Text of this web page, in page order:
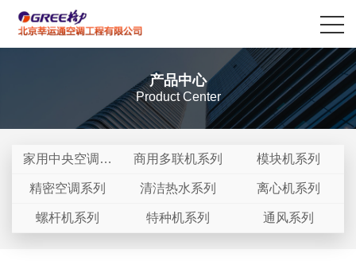
产品中心
Product Center
家用中央空调系
列
商用多联机系列 模块机系列
精密空调系列 清洁热水系列 离心机系列
螺杆机系列 特种机系列 通风系列